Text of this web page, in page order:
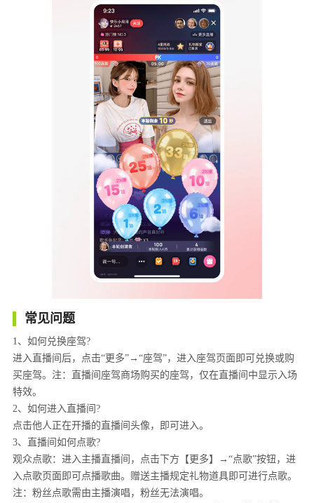
常见问题
1、如何兑换座驾?
进入直播间后，点击“更多”→“座驾”，进入座驾页面即可兑换或购
买座驾。注：直播间座驾商场购买的座驾，仅在直播间中显示入场
特效。
2、如何进入直播间?
点击他人正在开播的直播间头像，即可进入。
3、直播间如何点歌?
观众点歌：进入主播直播间，点击下方【更多】→“点歌”按钮，进
入点歌页面即可点播歌曲。赠送主播规定礼物道具即可进行点歌。
注：粉丝点歌需由主播演唱，粉丝无法演唱。